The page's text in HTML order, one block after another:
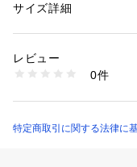
ます。（一部除外あり）
性別：キッズ・ベビー
素材：丸編み
G354993 （ショップ）
サイズ詳細
レビュー
0件
特定商取引に関する法律に